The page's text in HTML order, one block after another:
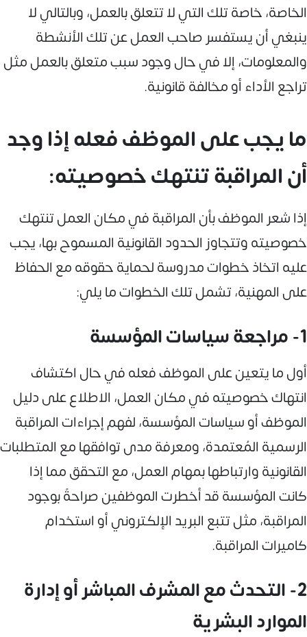
الخاصة، خاصة تلك التي لا تتعلق بالعمل، وبالتالي لا
ينبغي أن يستفسر صاحب العمل عن تلك الأنشطة
والمعلومات، إلا في حال وجود سبب متعلق بالعمل مثل
تراجع الأداء أو مخالفة قانونية.
ما يجب على الموظف فعله إذا وجد
أن المراقبة تنتهك خصوصيته:
إذا شعر الموظف بأن المراقبة في مكان العمل تنتهك
خصوصيته وتتجاوز الحدود القانونية المسموح بها، يجب
عليه اتخاذ خطوات مدروسة لحماية حقوقه مع الحفاظ
على المهنية، تشمل تلك الخطوات ما يلي:
1- مراجعة سياسات المؤسسة
أول ما يتعين على الموظف فعله في حال اكتشاف
انتهاك خصوصيته في مكان العمل، الاطلاع على دليل
الموظف أو سياسات المؤسسة، لفهم إجراءات المراقبة
الرسمية المُعتمدة، ومعرفة مدى توافقها مع المتطلبات
القانونية وارتباطها بمهام العمل، مع التحقق مما إذا
كانت المؤسسة قد أخطرت الموظفين صراحةً بوجود
المراقبة، مثل تتبع البريد الإلكتروني أو استخدام
كاميرات المراقبة.
2- التحدث مع المشرف المباشر أو إدارة
الموارد البشرية